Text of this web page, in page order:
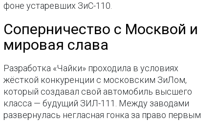
фоне устаревших ЗиС-110.
Соперничество с Москвой и
мировая слава
Разработка «Чайки» проходила в условиях
жёсткой конкуренции с московским ЗиЛом,
который создавал свой автомобиль высшего
класса — будущий ЗИЛ-111. Между заводами
развернулась негласная гонка за право первым